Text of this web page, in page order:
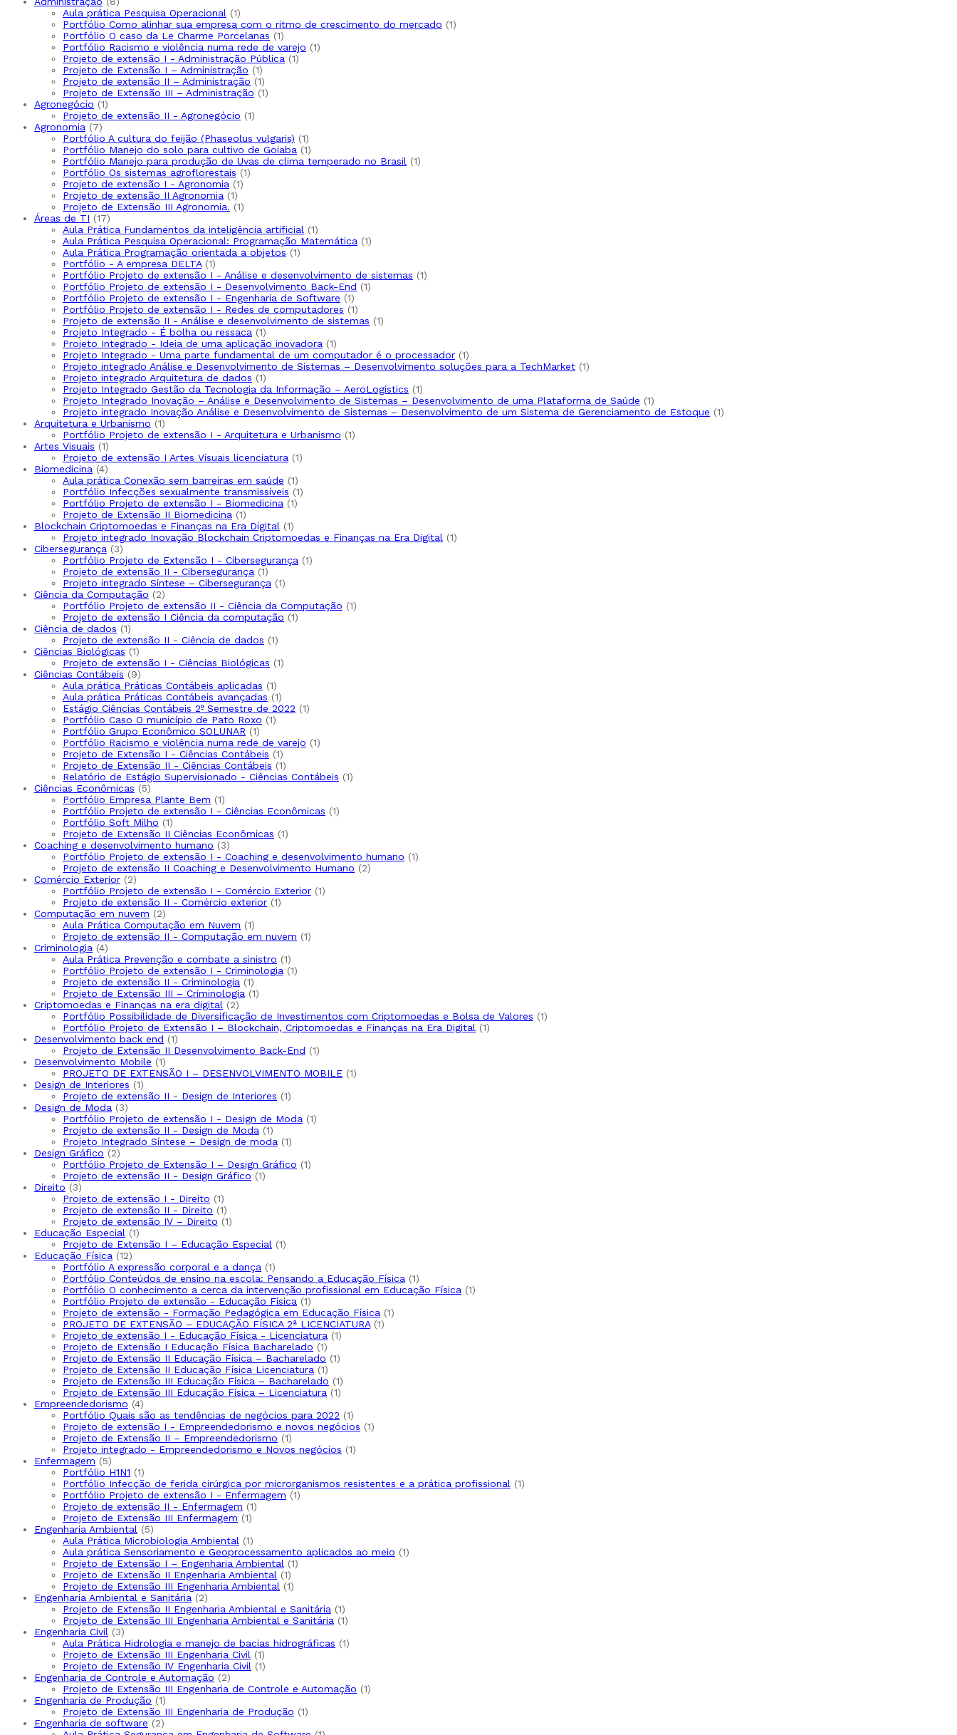
Aula prática Pesquisa Operacional
1
Portfólio Como alinhar sua empresa com o ritmo de crescimento do mercado
1
Portfólio O caso da Le Charme Porcelanas
1
Portfólio Racismo e violência numa rede de varejo
1
Projeto de extensão I - Administração Pública
1
Projeto de Extensão I – Administração
1
Projeto de extensão II – Administração
1
Projeto de Extensão III – Administração
1
Agronegócio
1
Projeto de extensão II - Agronegócio
1
Agronomia
7
Portfólio A cultura do feijão (Phaseolus vulgaris)
1
Portfólio Manejo do solo para cultivo de Goiaba
1
Portfólio Manejo para produção de Uvas de clima temperado no Brasil
1
Portfólio Os sistemas agroflorestais
1
Projeto de extensão I - Agronomia
1
Projeto de extensão II Agronomia
1
Projeto de Extensão III Agronomia.
1
Áreas de TI
17
Aula Prática Fundamentos da inteligência artificial
1
Aula Prática Pesquisa Operacional: Programação Matemática
1
Aula Prática Programação orientada a objetos
1
Portfólio - A empresa DELTA
1
Portfólio Projeto de extensão I - Análise e desenvolvimento de sistemas
1
Portfólio Projeto de extensão I - Desenvolvimento Back-End
1
Portfólio Projeto de extensão I - Engenharia de Software
1
Portfólio Projeto de extensão I - Redes de computadores
1
Projeto de extensão II - Análise e desenvolvimento de sistemas
1
Projeto Integrado - É bolha ou ressaca
1
Projeto Integrado - Ideia de uma aplicação inovadora
1
Projeto Integrado - Uma parte fundamental de um computador é o processador
1
Projeto integrado Análise e Desenvolvimento de Sistemas – Desenvolvimento soluções para a TechMarket
1
Projeto integrado Arquitetura de dados
1
Projeto Integrado Gestão da Tecnologia da Informação – AeroLogistics
1
Projeto Integrado Inovação – Análise e Desenvolvimento de Sistemas – Desenvolvimento de uma Plataforma de Saúde
1
Projeto integrado Inovação Análise e Desenvolvimento de Sistemas – Desenvolvimento de um Sistema de Gerenciamento de Estoque
1
Arquitetura e Urbanismo
1
Portfólio Projeto de extensão I - Arquitetura e Urbanismo
1
Artes Visuais
1
Projeto de extensão I Artes Visuais licenciatura
1
Biomedicina
4
Aula prática Conexão sem barreiras em saúde
1
Portfólio Infecções sexualmente transmissíveis
1
Portfólio Projeto de extensão I - Biomedicina
1
Projeto de Extensão II Biomedicina
1
Blockchain Criptomoedas e Finanças na Era Digital
1
Projeto integrado Inovação Blockchain Criptomoedas e Finanças na Era Digital
1
Cibersegurança
3
Portfólio Projeto de Extensão I - Cibersegurança
1
Projeto de extensão II - Cibersegurança
1
Projeto integrado Síntese – Cibersegurança
1
Ciência da Computação
2
Portfólio Projeto de extensão II - Ciência da Computação
1
Projeto de extensão I Ciência da computação
1
Ciência de dados
1
Projeto de extensão II - Ciência de dados
1
Ciências Biológicas
1
Projeto de extensão I - Ciências Biológicas
1
Ciências Contábeis
9
Aula prática Práticas Contábeis aplicadas
1
Aula prática Práticas Contábeis avançadas
1
Estágio Ciências Contábeis 2º Semestre de 2022
1
Portfólio Caso O município de Pato Roxo
1
Portfólio Grupo Econômico SOLUNAR
1
Portfólio Racismo e violência numa rede de varejo
1
Projeto de Extensão I - Ciências Contábeis
1
Projeto de Extensão II - Ciências Contábeis
1
Relatório de Estágio Supervisionado - Ciências Contábeis
1
Ciências Econômicas
5
Portfólio Empresa Plante Bem
1
Portfólio Projeto de extensão I - Ciências Econômicas
1
Portfólio Soft Milho
1
Projeto de Extensão II Ciências Econômicas
1
Coaching e desenvolvimento humano
3
Portfólio Projeto de extensão I - Coaching e desenvolvimento humano
1
Projeto de extensão II Coaching e Desenvolvimento Humano
2
Comércio Exterior
2
Portfólio Projeto de extensão I - Comércio Exterior
1
Projeto de extensão II - Comércio exterior
1
Computação em nuvem
2
Aula Prática Computação em Nuvem
1
Projeto de extensão II - Computação em nuvem
1
Criminologia
4
Aula Prática Prevenção e combate a sinistro
1
Portfólio Projeto de extensão I - Criminologia
1
Projeto de extensão II - Criminologia
1
Projeto de Extensão III – Criminologia
1
Criptomoedas e Finanças na era digital
2
Portfólio Possibilidade de Diversificação de Investimentos com Criptomoedas e Bolsa de Valores
1
Portfólio Projeto de Extensão I – Blockchain, Criptomoedas e Finanças na Era Digital
1
Desenvolvimento back end
1
Projeto de Extensão II Desenvolvimento Back-End
1
Desenvolvimento Mobile
1
PROJETO DE EXTENSÃO I – DESENVOLVIMENTO MOBILE
1
Design de Interiores
1
Projeto de extensão II - Design de Interiores
1
Design de Moda
3
Portfólio Projeto de extensão I - Design de Moda
1
Projeto de extensão II - Design de Moda
1
Projeto Integrado Síntese – Design de moda
1
Design Gráfico
2
Portfólio Projeto de Extensão I – Design Gráfico
1
Projeto de extensão II - Design Gráfico
1
Direito
3
Projeto de extensão I - Direito
1
Projeto de extensão II - Direito
1
Projeto de extensão IV – Direito
1
Educação Especial
1
Projeto de Extensão I – Educação Especial
1
Educação Física
12
Portfólio A expressão corporal e a dança
1
Portfólio Conteúdos de ensino na escola: Pensando a Educação Física
1
Portfólio O conhecimento a cerca da intervenção profissional em Educação Física
1
Portfólio Projeto de extensão - Educação Física
1
Projeto de extensão - Formação Pedagógica em Educação Física
1
PROJETO DE EXTENSÃO – EDUCAÇÃO FÍSICA 2ª LICENCIATURA
1
Projeto de extensão I - Educação Física - Licenciatura
1
Projeto de Extensão I Educação Física Bacharelado
1
Projeto de Extensão II Educação Física – Bacharelado
1
Projeto de Extensão II Educação Física Licenciatura
1
Projeto de Extensão III Educação Física – Bacharelado
1
Projeto de Extensão III Educação Física – Licenciatura
1
Empreendedorismo
4
Portfólio Quais são as tendências de negócios para 2022
1
Projeto de extensão I - Empreendedorismo e novos negócios
1
Projeto de Extensão II – Empreendedorismo
1
Projeto integrado - Empreendedorismo e Novos negócios
1
Enfermagem
5
Portfólio H1N1
1
Portfólio Infecção de ferida cirúrgica por microrganismos resistentes e a prática profissional
1
Portfólio Projeto de extensão I - Enfermagem
1
Projeto de extensão II - Enfermagem
1
Projeto de Extensão III Enfermagem
1
Engenharia Ambiental
5
Aula Prática Microbiologia Ambiental
1
Aula prática Sensoriamento e Geoprocessamento aplicados ao meio
1
Projeto de Extensão I – Engenharia Ambiental
1
Projeto de Extensão II Engenharia Ambiental
1
Projeto de Extensão III Engenharia Ambiental
1
Engenharia Ambiental e Sanitária
2
Projeto de Extensão II Engenharia Ambiental e Sanitária
1
Projeto de Extensão III Engenharia Ambiental e Sanitária
1
Engenharia Civil
3
Aula Prática Hidrologia e manejo de bacias hidrográficas
1
Projeto de Extensão III Engenharia Civil
1
Projeto de Extensão IV Engenharia Civil
1
Engenharia de Controle e Automação
2
Projeto de Extensão III Engenharia de Controle e Automação
1
Engenharia de Produção
1
Projeto de Extensão III Engenharia de Produção
1
Engenharia de software
2